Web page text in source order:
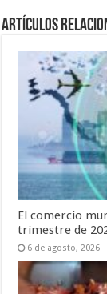
Artículos
El comercio
trimestre de
6 de agosto, 2026